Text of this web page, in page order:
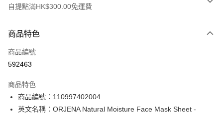
自提點滿HK$300.00免運費
信用卡
Apple Pay
PayMe
WeChat Pay
商品特色
商品編號
592463
商品特色
商品編號：110997402004
英文名稱：ORJENA Natural Moisture Face Mask Sheet -